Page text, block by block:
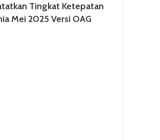
Tingkat Ketepatan
Mei 2025 Versi OAG